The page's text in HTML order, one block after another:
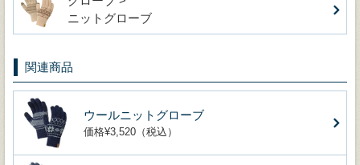
ニットグローブ
関連商品
ウールニットグローブ
価格¥3,520（税込）